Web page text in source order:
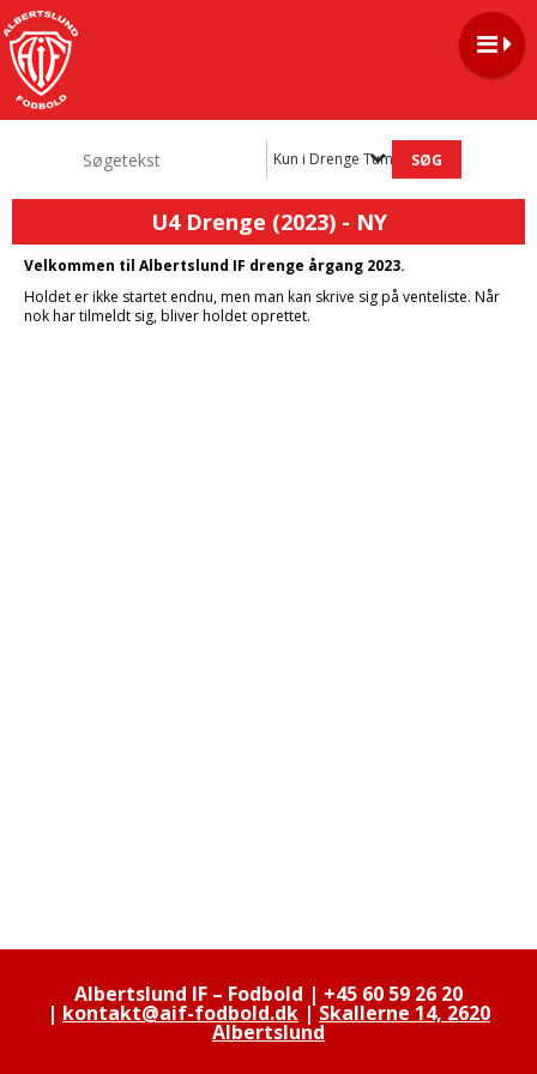
Kun i Drenge Tumlinge 2021-2025
U4 Drenge (2023) - NY
Velkommen til Albertslund IF drenge årgang 2023.
Holdet er ikke startet endnu, men man kan skrive sig på venteliste. Når
nok har tilmeldt sig, bliver holdet oprettet.
Albertslund IF – Fodbold | +45 60 59 26 20
| kontakt@aif-fodbold.dk |Skallerne 14, 2620
Albertslund